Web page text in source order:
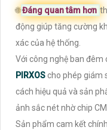
🌐Đáng quan tâm hơn
động giúp tăng cường
xác của hệ thống.
Với công nghệ ban đêm
PIRXOScho phép giám
cách hiệu quả và sản
ảnh sắc nét nhờ chip
Sản phẩm cam kết